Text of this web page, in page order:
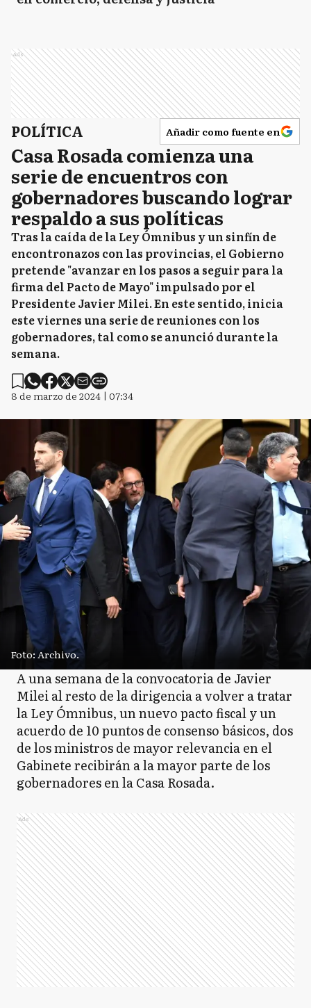
Ads
POLÍTICA Añadir como fuente en
Casa Rosada comienza una
serie de encuentros con
gobernadores buscando lograr
respaldo a sus políticas
Tras la caída de la Ley Ómnibus y un sinfín de
encontronazos con las provincias, el Gobierno
pretende "avanzar en los pasos a seguir para la
firma del Pacto de Mayo" impulsado por el
Presidente Javier Milei. En este sentido, inicia
este viernes una serie de reuniones con los
gobernadores, tal como se anunció durante la
semana.
8 de marzo de 2024 | 07:34
Foto: Archivo.
A una semana de la convocatoria de Javier
Milei al resto de la dirigencia a volver a tratar
la Ley Ómnibus, un nuevo pacto fiscal y un
acuerdo de 10 puntos de consenso básicos, dos
de los ministros de mayor relevancia en el
Gabinete recibirán a la mayor parte de los
gobernadores en la Casa Rosada.
Ads